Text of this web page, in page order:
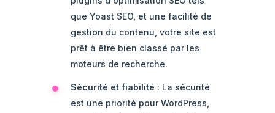
que Yoast SEO, et une facilité de
gestion du contenu, votre site est
prêt à être bien classé par les
moteurs de recherche.
Sécurité et fiabilité : La sécurité
est une priorité pour WordPress,